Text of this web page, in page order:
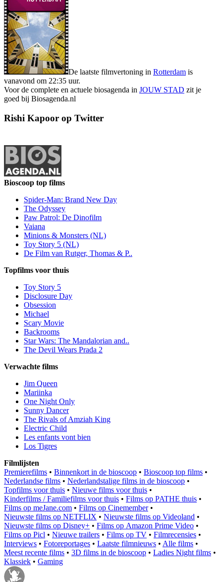
De laatste filmvertoning in Rotterdam is
vanavond om 22:35 uur.
Voor de complete en actuele biosagenda in JOUW STAD zit je
goed bij Biosagenda.nl
Rishi Kapoor op Twitter
Bioscoop top films
Spider-Man: Brand New Day
The Odyssey
Paw Patrol: De Dinofilm
Vaiana
Minions & Monsters (NL)
Toy Story 5 (NL)
De Film van Rutger, Thomas & P..
Topfilms voor thuis
Toy Story 5
Disclosure Day
Obsession
Michael
Scary Movie
Backrooms
Star Wars: The Mandalorian and..
The Devil Wears Prada 2
Verwachte films
Jim Queen
Mariinka
One Night Only
Sunny Dancer
The Rivals of Amziah King
Electric Child
Les enfants vont bien
Los Tigres
Filmlijsten
Premierefilms • Binnenkort in de bioscoop • Bioscoop top films •
Nederlandse films • Nederlandstalige films in de bioscoop •
Topfilms voor thuis • Nieuwe films voor thuis •
Kinderfilms / Familiefilms voor thuis • Films op PATHE thuis •
Films op meJane.com • Films op Cinemember•
Nieuwste films op NETFLIX • Nieuwste films op Videoland •
Nieuwste films op Disney+ • Films op Amazon Prime Video •
Films op Picl • Nieuwe trailers • Films op TV • Filmrecensies •
Interviews • Fotoreportages • Laatste filmnieuws • Alle films •
Meest recente films • 3D films in de bioscoop • Ladies Night films •
Klassiek • Gaming